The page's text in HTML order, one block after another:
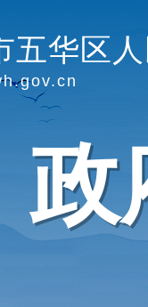
五华区
政